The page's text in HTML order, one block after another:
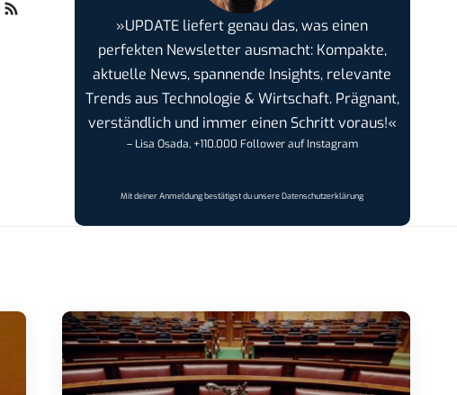
»UPDATE liefert genau das, was einen
perfekten Newsletter ausmacht: Kompakte,
aktuelle News, spannende Insights, relevante
Trends aus Technologie & Wirtschaft. Prägnant,
verständlich und immer einen Schritt voraus!«
– Lisa Osada, +110.000 Follower auf Instagram
Mit deiner Anmeldung bestätigst du unsereDatenschutzerklärung